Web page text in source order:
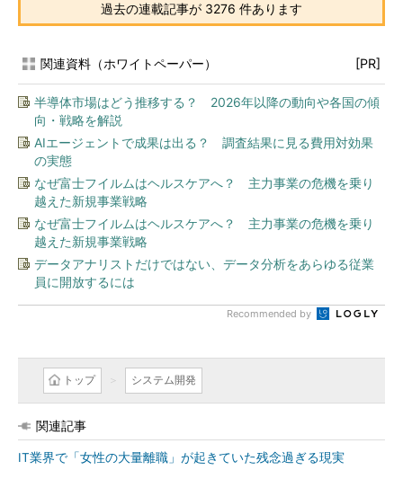
過去の連載記事が 3276 件あります
関連資料（ホワイトペーパー） [PR]
半導体市場はどう推移する？ 2026年以降の動向や各国の傾
向・戦略を解説
AIエージェントで成果は出る？ 調査結果に見る費用対効果
の実態
なぜ富士フイルムはヘルスケアへ？ 主力事業の危機を乗り
越えた新規事業戦略
なぜ富士フイルムはヘルスケアへ？ 主力事業の危機を乗り
越えた新規事業戦略
データアナリストだけではない、データ分析をあらゆる従業
員に開放するには
Recommended by
トップ システム開発
関連記事
IT業界で「女性の大量離職」が起きていた残念過ぎる現実